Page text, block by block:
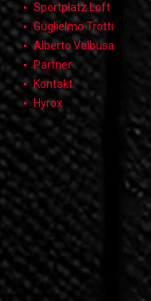
Sportplatz Loft
Guglielmo Trotti
Alberto Valbusa
Partner
Kontakt
Hyrox